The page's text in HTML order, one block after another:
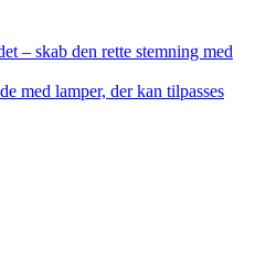
– skab den rette stemning med
med lamper, der kan tilpasses